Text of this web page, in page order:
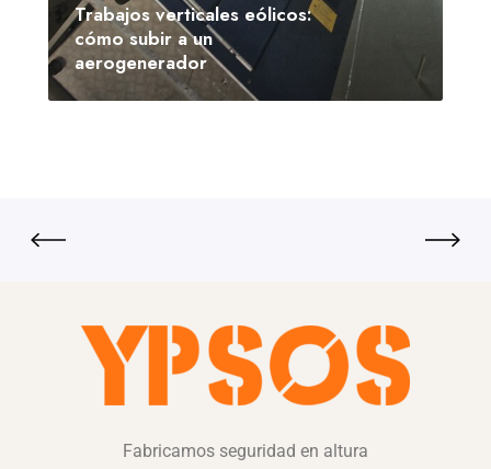
Trabajos verticales eólicos:
cómo subir a un
aerogenerador
Fabricamos seguridad en altura